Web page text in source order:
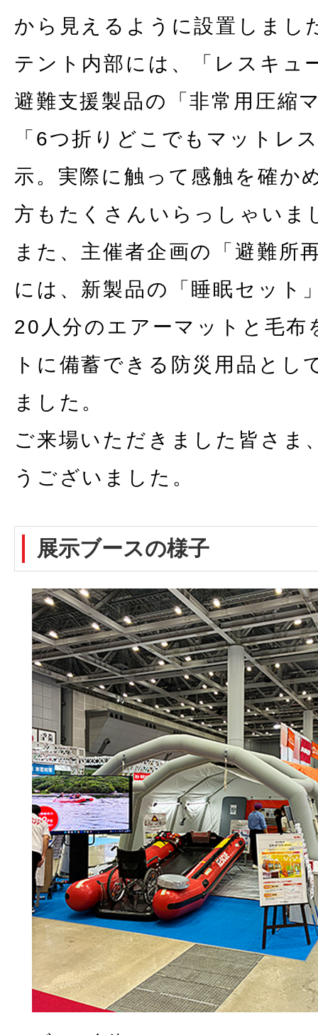
から見えるように設置しまし
テント内部には、「レスキュ
避難支援製品の「非常用圧縮
「6つ折りどこでもマットレ
示。実際に触って感触を確か
方もたくさんいらっしゃいま
また、主催者企画の「避難所
には、新製品の「睡眠セット
20人分のエアーマットと毛布
トに備蓄できる防災用品とし
ました。
ご来場いただきました皆さま
うございました。
展示ブースの様子